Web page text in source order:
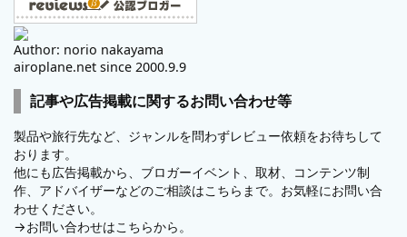
Author: norio nakayama
airoplane.net since 2000.9.9
記事や広告掲載に関するお問い合わせ等
製品や旅行先など、ジャンルを問わずレビュー依頼をお待ちして
おります。
他にも広告掲載から、ブロガーイベント、取材、コンテンツ制
作、アドバイザーなどのご相談はこちらまで。お気軽にお問い合
わせください。
→お問い合わせはこちらから。